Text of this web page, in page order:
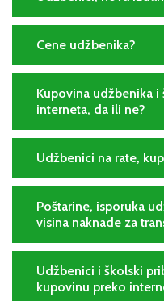
Cene udžbenika?
Kupovina udžbenika
interneta, da ili ne?
Udžbenici na rate,
Poštarine, isporuka
visina naknade za
Udžbenici i školski
kupovinu preko